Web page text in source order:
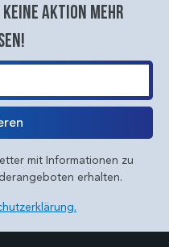
keine aktion mehr
mit Informationen zu
erhalten.